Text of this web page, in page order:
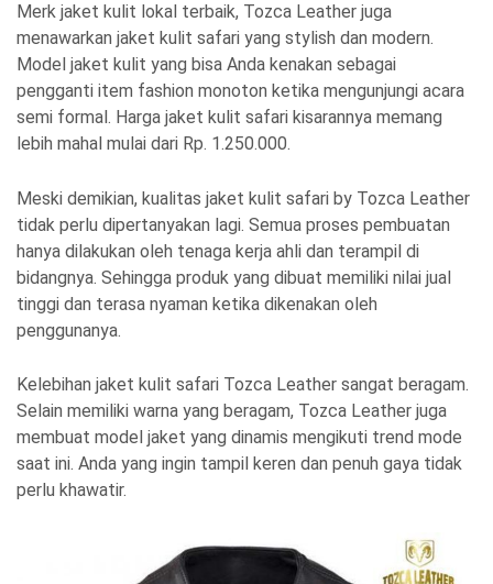
Merk jaket kulit lokal terbaik, Tozca Leather juga
menawarkan jaket kulit safari yang stylish dan modern.
Model jaket kulit yang bisa Anda kenakan sebagai
pengganti item fashion monoton ketika mengunjungi acara
semi formal. Harga jaket kulit safari kisarannya memang
lebih mahal mulai dari Rp. 1.250.000.
Meski demikian, kualitas jaket kulit safari by Tozca Leather
tidak perlu dipertanyakan lagi. Semua proses pembuatan
hanya dilakukan oleh tenaga kerja ahli dan terampil di
bidangnya. Sehingga produk yang dibuat memiliki nilai jual
tinggi dan terasa nyaman ketika dikenakan oleh
penggunanya.
Kelebihan jaket kulit safari Tozca Leather sangat beragam.
Selain memiliki warna yang beragam, Tozca Leather juga
membuat model jaket yang dinamis mengikuti trend mode
saat ini. Anda yang ingin tampil keren dan penuh gaya tidak
perlu khawatir.